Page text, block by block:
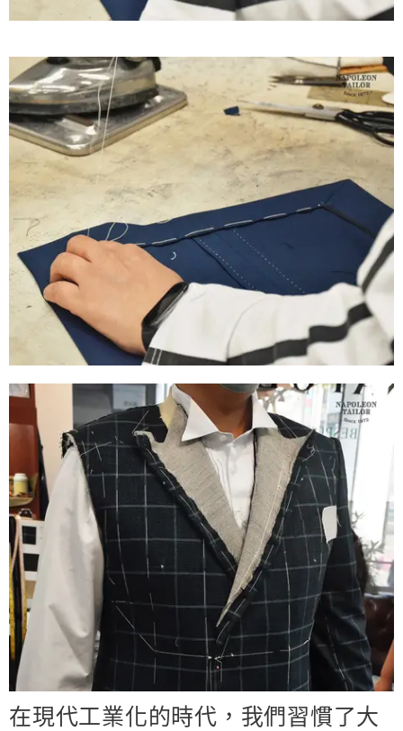
在現代工業化的時代，我們習慣了大